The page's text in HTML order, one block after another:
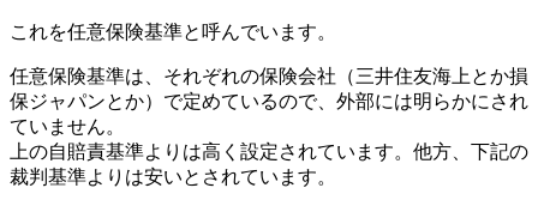
これを任意保険基準と呼んでいます。
任意保険基準は、それぞれの保険会社（三井住友海上とか損
保ジャパンとか）で定めているので、外部には明らかにされ
ていません。
上の自賠責基準よりは高く設定されています。他方、下記の
裁判基準よりは安いとされています。